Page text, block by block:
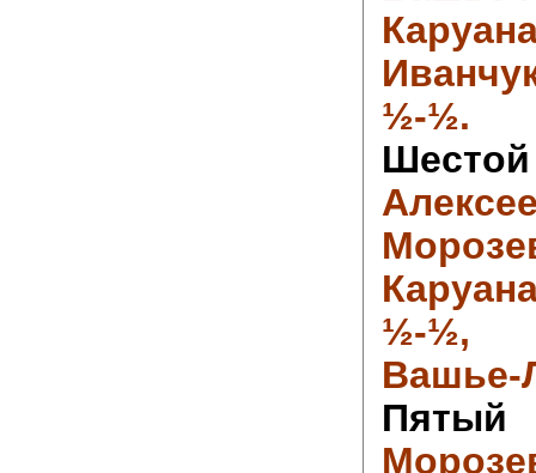
½-½.
½-
Вашье-